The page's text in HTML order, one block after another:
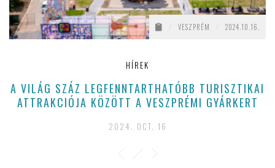
VESZPRÉM 2024.10.16.
HÍREK
A VILÁG SZÁZ LEGFENNTARTHATÓBB TURISZTIKAI
ATTRAKCIÓJA KÖZÖTT A VESZPRÉMI GYÁRKERT
2024. OCT. 16